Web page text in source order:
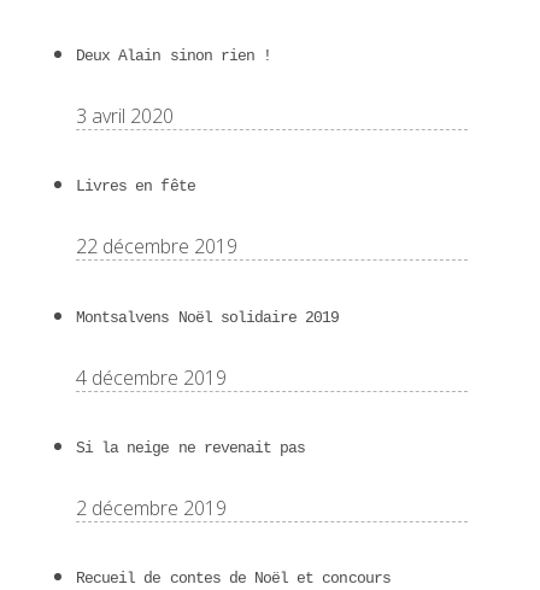
Deux Alain sinon rien !
3 avril 2020
Livres en fête
22 décembre 2019
Montsalvens Noël solidaire 2019
4 décembre 2019
Si la neige ne revenait pas
2 décembre 2019
Recueil de contes de Noël et concours